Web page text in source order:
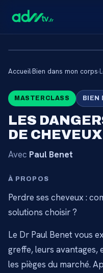
abonnez-vous
Accueil›Bien dans mon corps›
MASTERCLASS BIEN
LES
DE CHEVEUX
Avec Paul Benet
À PROPOS
Perdre ses cheveux :
solutions choisir ?
Le Dr Paul Benet vous
greffe, leurs avantages,
les pièges du marché.